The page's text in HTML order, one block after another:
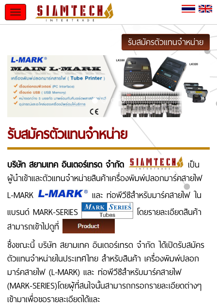
Toggle
รับสมัครตัวแทนจำหน่าย
รับสมัครตัวแทนจำหน่าย
บริษัท สยามเทค อินเตอร์เทรด จำกัด
เป็น
ผู้นำเข้าและตัวแทนจำหน่ายสินค้าเครื่องพิมพ์ปลอกมาร์คสายไฟ
L-MARK
และ ท่อพีวีซีสำหรับมาร์คสายไฟ ใน
แบรนด์ MARK-SERIES
โดยรายละเอียดสินค้า
สามารถเข้าไปดูที่
ซึ่งขณะนี้ บริษัท สยามเทค อินเตอร์เทรด จำกัด ได้เปิดรับสมัคร
ตัวแทนจำหน่ายในประเทศไทย สำหรับสินค้า เครื่องพิมพ์ปลอก
มาร์คสายไฟ (L-MARK) และ ท่อพีวีซีสำหรับมาร์คสายไฟ
(MARK-SERIES)โดยผุ้ที่สนใจนั้นสามารถกรอกรายละเอียดต่างๆ
เข้ามาเพื่อขอรายละเอียดได้และ